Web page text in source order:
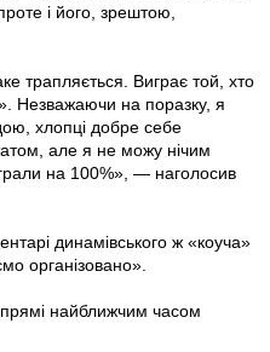
і його, зрештою,
трапляється. Виграє той, хто
Незважаючи на поразку, я
хлопці добре себе
але я не можу нічим
на 100%», — наголосив
динамівського ж «коуча»
організовано».
найближчим часом